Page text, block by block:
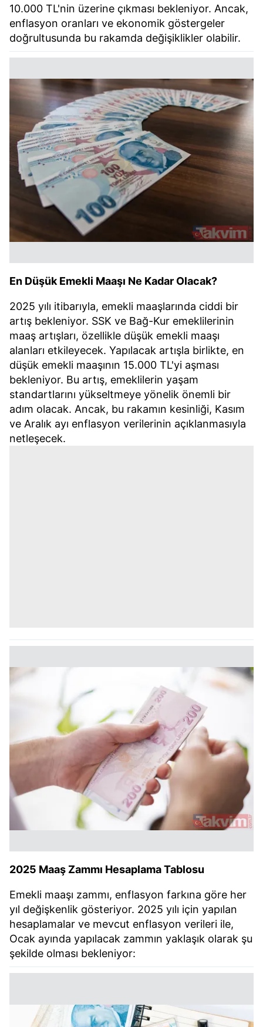
10.000 TL'nin üzerine çıkması bekleniyor. Ancak,
enflasyon oranları ve ekonomik göstergeler
doğrultusunda bu rakamda değişiklikler olabilir.
En Düşük Emekli Maaşı Ne Kadar Olacak?
2025 yılı itibarıyla, emekli maaşlarında ciddi bir
artış bekleniyor. SSK ve Bağ-Kur emeklilerinin
maaş artışları, özellikle düşük emekli maaşı
alanları etkileyecek. Yapılacak artışla birlikte, en
düşük emekli maaşının 15.000 TL'yi aşması
bekleniyor. Bu artış, emeklilerin yaşam
standartlarını yükseltmeye yönelik önemli bir
adım olacak. Ancak, bu rakamın kesinliği, Kasım
ve Aralık ayı enflasyon verilerinin açıklanmasıyla
netleşecek.
2025 Maaş Zammı Hesaplama Tablosu
Emekli maaşı zammı, enflasyon farkına göre her
yıl değişkenlik gösteriyor. 2025 yılı için yapılan
hesaplamalar ve mevcut enflasyon verileri ile,
Ocak ayında yapılacak zammın yaklaşık olarak şu
şekilde olması bekleniyor: